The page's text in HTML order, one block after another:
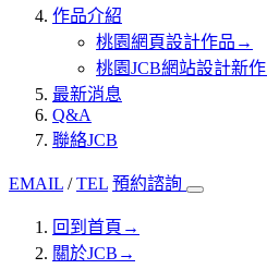
作品介紹
桃園網頁設計作品 →
桃園JCB網站設計新作
最新消息
Q&A
聯絡JCB
EMAIL /TEL 預約諮詢
回到首頁 →
關於JCB →